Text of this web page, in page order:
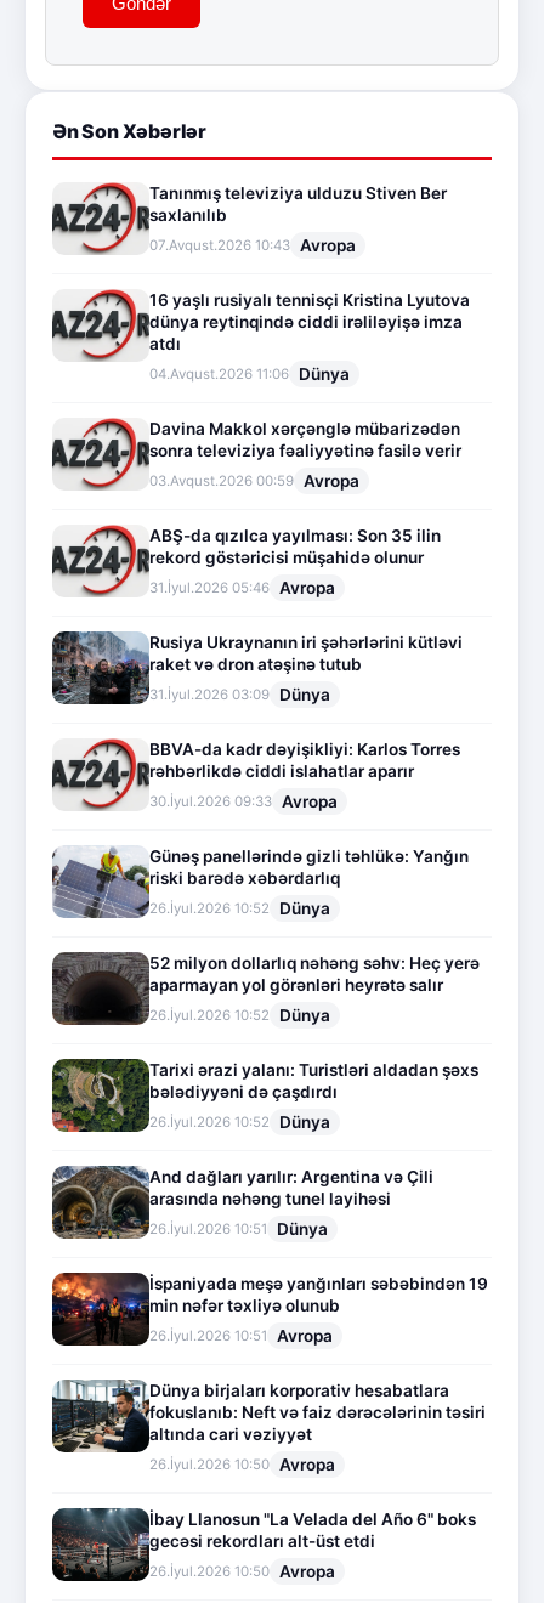
Ən Son Xəbərlər
Tanınmış televiziya ulduzu Stiven Ber
saxlanılıb
07.Avqust.2026 10:43 Avropa
16 yaşlı rusiyalı tennisçi Kristina Lyutova
dünya reytinqində ciddi irəliləyişə imza
atdı
04.Avqust.2026 11:06 Dünya
Davina Makkol xərçənglə mübarizədən
sonra televiziya fəaliyyətinə fasilə verir
03.Avqust.2026 00:59 Avropa
ABŞ-da qızılca yayılması: Son 35 ilin
rekord göstəricisi müşahidə olunur
31.İyul.2026 05:46 Avropa
Rusiya Ukraynanın iri şəhərlərini kütləvi
raket və dron atəşinə tutub
31.İyul.2026 03:09 Dünya
BBVA-da kadr dəyişikliyi: Karlos Torres
rəhbərlikdə ciddi islahatlar aparır
30.İyul.2026 09:33 Avropa
Günəş panellərində gizli təhlükə: Yanğın
riski barədə xəbərdarlıq
26.İyul.2026 10:52 Dünya
52 milyon dollarlıq nəhəng səhv: Heç yerə
aparmayan yol görənləri heyrətə salır
26.İyul.2026 10:52 Dünya
Tarixi ərazi yalanı: Turistləri aldadan şəxs
bələdiyyəni də çaşdırdı
26.İyul.2026 10:52 Dünya
And dağları yarılır: Argentina və Çili
arasında nəhəng tunel layihəsi
26.İyul.2026 10:51 Dünya
İspaniyada meşə yanğınları səbəbindən 19
min nəfər təxliyə olunub
26.İyul.2026 10:51 Avropa
Dünya birjaları korporativ hesabatlara
fokuslanıb: Neft və faiz dərəcələrinin təsiri
altında cari vəziyyət
26.İyul.2026 10:50 Avropa
İbay Llanosun "La Velada del Año 6" boks
gecəsi rekordları alt-üst etdi
26.İyul.2026 10:50 Avropa